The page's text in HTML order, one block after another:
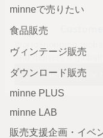
minneで売りたい
食品販売
ヴィンテージ販売
ダウンロード販売
minne PLUS
minne LAB
販売支援企画・イベ